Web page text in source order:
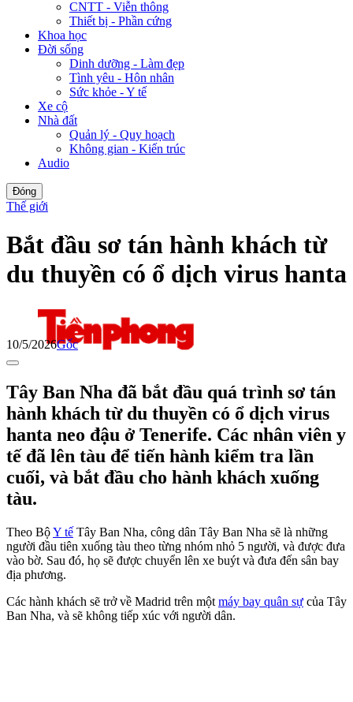
CNTT - Viễn thông
Thiết bị - Phần cứng
Khoa học
Đời sống
Dinh dưỡng - Làm đẹp
Tình yêu - Hôn nhân
Sức khỏe - Y tế
Xe cộ
Nhà đất
Quản lý - Quy hoạch
Không gian - Kiến trúc
Audio
Đóng
Thế giới
Bắt đầu sơ tán hành khách từ
du thuyền có ổ dịch virus hanta
10/5/2026Gốc
Tây Ban Nha đã bắt đầu quá trình sơ tán
hành khách từ du thuyền có ổ dịch virus
hanta neo đậu ở Tenerife. Các nhân viên y
tế đã lên tàu để tiến hành kiểm tra lần
cuối, và bắt đầu cho hành khách xuống
tàu.
Theo BộY tế Tây Ban Nha, công dân Tây Ban Nha sẽ là những
người đầu tiên xuống tàu theo từng nhóm nhỏ 5 người, và được đưa
vào bờ. Sau đó, họ sẽ được chuyển lên xe buýt và đưa đến sân bay
địa phương.
Các hành khách sẽ trở về Madrid trên một máy bay quân sự của Tây
Ban Nha, và sẽ không tiếp xúc với người dân.